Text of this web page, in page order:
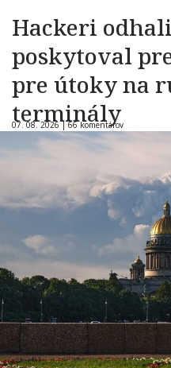
Hackeri
poskytoval
pre útoky na
terminály
07. 08. 2026 |66 komentárov